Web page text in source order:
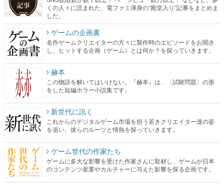
くの人々に読まれた、電ファミ渾身の“殿堂入り”記事をまとめま
した。
ゲームの企画書
名作ゲームクリエイターの方々に製作時のエピソードをお聞き
し、ヒットする企画（ゲーム）とは何か？を探っていきます。
赫本
この物語を解いてはいけない。『赫本』は、〈試験問題〉の形
をした短編ホラー小説集です。
新世代に訊く
これからのデジタルゲーム市場を担う若きクリエイター達の姿
を追い、彼らのルーツと情熱を探っていきます。
ゲーム世代の作家たち
ゲームに多大な影響を受けた作家さんに取材し、ゲームが日本
のコンテンツ産業やカルチャーに与えた影響を探る企画です。